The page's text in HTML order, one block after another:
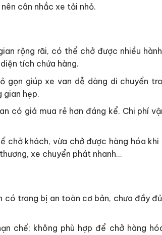
cân nhắc xe tải nhỏ.
rộng rãi, có thể chở được nhiều
tích chứa hàng.
gọn giúp xe van dễ dàng di chuyển
gian hẹp.
có giá mua rẻ hơn đáng kể. Chi phí
chở khách, vừa chở được hàng hóa
xe chuyển phát nhanh…
có trang bị an toàn cơ bản, chưa đầy
chế; không phù hợp để chở hàng